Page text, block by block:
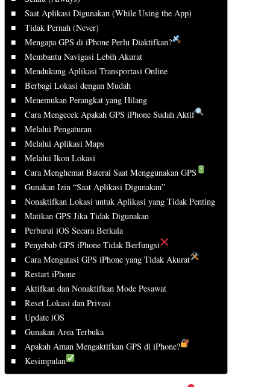
Saat Aplikasi Digunakan (While Using the App)
Tidak Pernah (Never)
Mengapa GPS di iPhone Perlu Diaktifkan?
Membantu Navigasi Lebih Akurat
Mendukung Aplikasi Transportasi Online
Berbagi Lokasi dengan Mudah
Menemukan Perangkat yang Hilang
Cara Mengecek Apakah GPS iPhone Sudah Aktif
Melalui Pengaturan
Melalui Aplikasi Maps
Melalui Ikon Lokasi
Cara Menghemat Baterai Saat Menggunakan GPS
Gunakan Izin “Saat Aplikasi Digunakan”
Nonaktifkan Lokasi untuk Aplikasi yang Tidak Penting
Matikan GPS Jika Tidak Digunakan
Perbarui iOS Secara Berkala
Penyebab GPS iPhone Tidak Berfungsi
Cara Mengatasi GPS iPhone yang Tidak Akurat
Restart iPhone
Aktifkan dan Nonaktifkan Mode Pesawat
Reset Lokasi dan Privasi
Update iOS
Gunakan Area Terbuka
Apakah Aman Mengaktifkan GPS di iPhone?
Kesimpulan